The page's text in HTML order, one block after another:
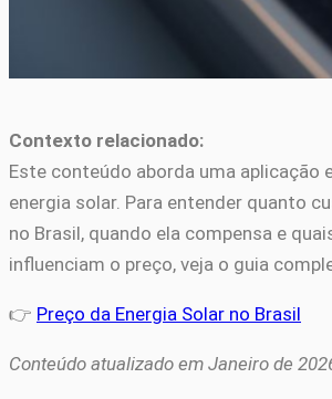
Contexto relacionado:
Este conteúdo aborda uma aplicação
energia solar. Para entender quanto
no Brasil, quando ela compensa e
influenciam o preço, veja o guia
👉 Preço da Energia Solar no Brasil
Conteúdo atualizado em Janeiro de